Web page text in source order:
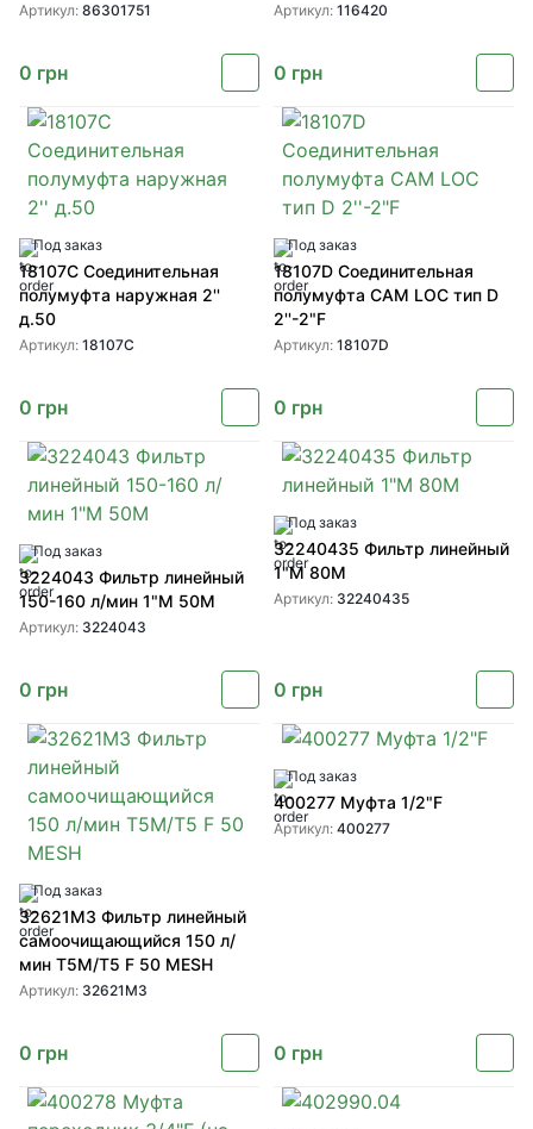
Артикул: 86301751
0 грн
Артикул: 116420
0 грн
Под заказ
18107C Соединительная
полумуфта наружная 2''
д.50
Артикул: 18107C
0 грн
Под заказ
18107D Соединительная
полумуфта CAM LOC тип D
2''-2"F
Артикул: 18107D
0 грн
Под заказ
3224043 Фильтр линейный
150-160 л/мин 1"M 50M
Артикул: 3224043
0 грн
Под заказ
32240435 Фильтр линейный
1"М 80М
Артикул: 32240435
0 грн
Под заказ
32621M3 Фильтр линейный
самоочищающийся 150 л/
мин T5M/T5 F 50 MESH
Артикул: 32621M3
0 грн
Под заказ
400277 Муфта 1/2"F
Артикул: 400277
0 грн